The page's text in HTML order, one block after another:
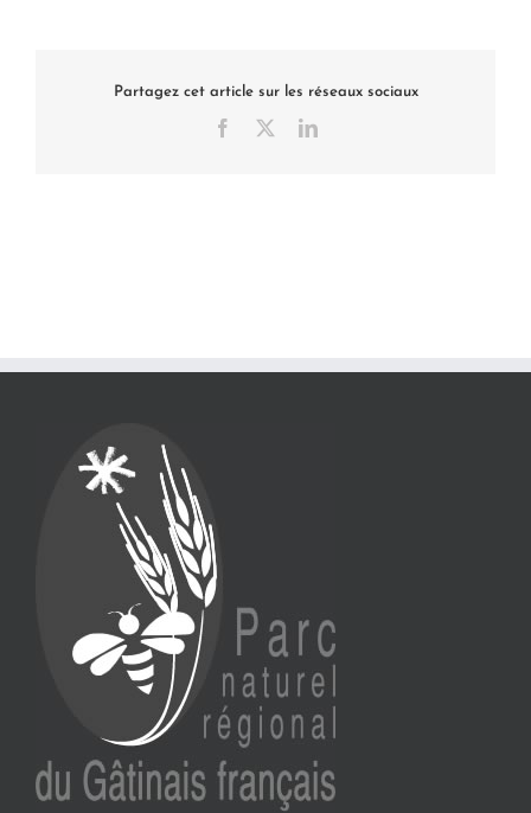
Partagez cet article sur les réseaux sociaux
Facebook LinkedIn